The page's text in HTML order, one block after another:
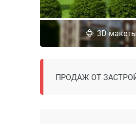
3D-макеты
ПРОДАЖ ОТ